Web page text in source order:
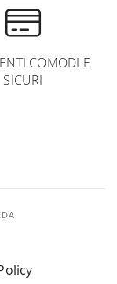
COMODI E
SICURI